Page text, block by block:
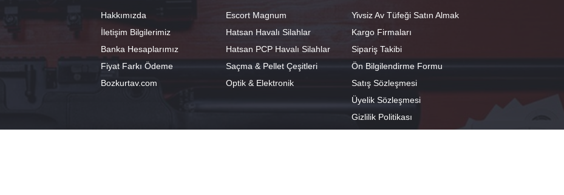
Hakkımızda
İletişim Bilgilerimiz
Banka Hesaplarımız
Fiyat Farkı Ödeme
Bozkurtav.com
Escort Magnum
Hatsan Havalı Silahlar
Hatsan PCP Havalı Silahlar
Saçma & Pellet Çeşitleri
Optik & Elektronik
Yivsiz Av Tüfeği Satın Almak
Kargo Firmaları
Sipariş Takibi
Ön Bilgilendirme Formu
Satış Sözleşmesi
Üyelik Sözleşmesi
Gizlilik Politikası